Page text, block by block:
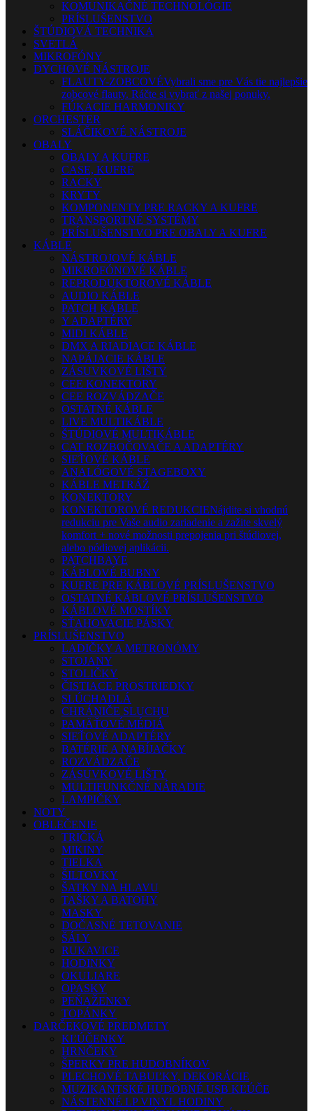
KOMUNIKAČNÉ TECHNOLÓGIE
PRÍSLUŠENSTVO
ŠTÚDIOVÁ TECHNIKA
SVETLÁ
MIKROFÓNY
DYCHOVÉ NÁSTROJE
FLAUTY-ZOBCOVÉVybrali sme pre Vás tie najlepšie
zobcové flauty. Ráčte si vybrať z našej ponuky.
FÚKACIE HARMONIKY
ORCHESTER
SLÁČIKOVÉ NÁSTROJE
OBALY
OBALY A KUFRE
CASE, KUFRE
RACKY
KRYTY
KOMPONENTY PRE RACKY A KUFRE
TRANSPORTNÉ SYSTÉMY
PRÍSLUŠENSTVO PRE OBALY A KUFRE
KÁBLE
NÁSTROJOVÉ KÁBLE
MIKROFÓNOVÉ KÁBLE
REPRODUKTOROVÉ KÁBLE
AUDIO KÁBLE
PATCH KÁBLE
Y ADAPTÉRY
MIDI KÁBLE
DMX A RIADIACE KÁBLE
NAPÁJACIE KÁBLE
ZÁSUVKOVÉ LIŠTY
CEE KONEKTORY
CEE ROZVÁDZAČE
OSTATNÉ KÁBLE
LIVE MULTIKÁBLE
ŠTÚDIOVÉ MULTIKÁBLE
CAT ROZBOČOVAČE A ADAPTÉRY
SIEŤOVÉ KÁBLE
ANALÓGOVÉ STAGEBOXY
KÁBLE METRÁŽ
KONEKTORY
KONEKTOROVÉ REDUKCIENájdite si vhodnú
redukciu pre Vaše audio zariadenie a zažite skvelý
komfort + nové možnosti prepojenia pri štúdiovej,
alebo pódiovej aplikácii.
PATCHBAYE
KÁBLOVÉ BUBNY
KUFRE PRE KÁBLOVÉ PRÍSLUŠENSTVO
OSTATNÉ KÁBLOVÉ PRÍSLUŠENSTVO
KÁBLOVÉ MOSTÍKY
SŤAHOVACIE PÁSKY
PRÍSLUŠENSTVO
LADIČKY A METRONÓMY
STOJANY
STOLIČKY
ČISTIACE PROSTRIEDKY
SLÚCHADLÁ
CHRÁNIČE SLUCHU
PAMÄŤOVÉ MÉDIÁ
SIEŤOVÉ ADAPTÉRY
BATÉRIE A NABÍJAČKY
ROZVÁDZAČE
ZÁSUVKOVÉ LIŠTY
MULTIFUNKČNÉ NÁRADIE
LAMPIČKY
NOTY
OBLEČENIE
TRIČKÁ
MIKINY
TIELKA
ŠILTOVKY
ŠATKY NA HLAVU
TAŠKY A BATOHY
MASKY
DOČASNÉ TETOVANIE
ŠÁLY
RUKAVICE
HODINKY
OKULIARE
OPASKY
PEŇAŽENKY
TOPÁNKY
DARČEKOVÉ PREDMETY
KĽÚČENKY
HRNČEKY
ŠPERKY PRE HUDOBNÍKOV
PLECHOVÉ TABUĽKY, DEKORÁCIE
MUZIKANTSKÉ HUDOBNÉ USB KĽÚČE
NÁSTENNÉ LP VINYL HODINY